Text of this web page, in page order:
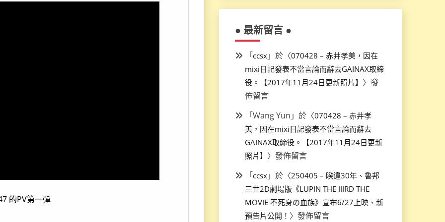
的PV第一彈
● 最新留言 ●
「ccsx」於〈070428 – 赤井孝美，因在
mixi日記發表不當言論而辭去GAINAX取締
役。【2017年11月24日更新照片】 〉發
佈留言
「Wang Yun 」於〈070428 – 赤井孝
美，因在mixi日記發表不當言論而辭去
GAINAX取締役。【2017年11月24日更新
照片】 〉發佈留言
「ccsx」於〈250405 – 睽違30年、魯邦
三世2D劇場版《LUPIN THE IIIRD THE
MOVIE 不死身の血族》宣布6/27上映、新
預告片公開！ 〉發佈留言